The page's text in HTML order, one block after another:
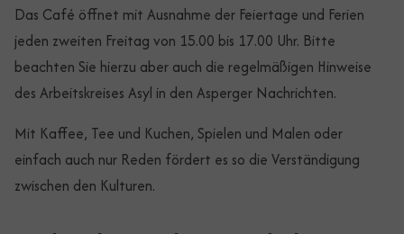
Das Café öffnet mit Ausnahme der Feiertage und Ferien
jeden zweiten Freitag von 15.00 bis 17.00 Uhr. Bitte
beachten Sie hierzu aber auch die regelmäßigen Hinweise
des Arbeitskreises Asyl in den Asperger Nachrichten.
Mit Kaffee, Tee und Kuchen, Spielen und Malen oder
einfach auch nur Reden fördert es so die Verständigung
zwischen den Kulturen.